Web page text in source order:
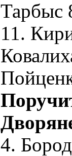
Тарбыс
11.
4.